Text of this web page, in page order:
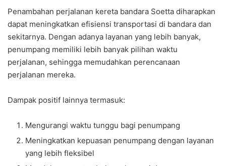
Penambahan perjalanan kereta bandara Soetta diharapkan
dapat meningkatkan efisiensi transportasi di bandara dan
sekitarnya. Dengan adanya layanan yang lebih banyak,
penumpang memiliki lebih banyak pilihan waktu
perjalanan, sehingga memudahkan perencanaan
perjalanan mereka.
Dampak positif lainnya termasuk:
Mengurangi waktu tunggu bagi penumpang
Meningkatkan kepuasan penumpang dengan layanan
yang lebih fleksibel